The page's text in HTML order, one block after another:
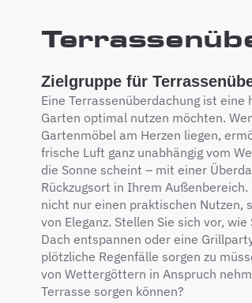
Zielgruppe für
Eine Terrassenüberdachung ist
Garten optimal nutzen möchten.
Gartenmöbel am Herzen liegen,
frische Luft ganz unabhängig vom
die Sonne scheint – mit einer
Rückzugsort in Ihrem
nicht nur einen praktischen Nutzen,
von Eleganz. Stellen Sie sich vor,
Dach entspannen oder eine
plötzliche Regenfälle sorgen zu
von Wettergöttern in Anspruch
Terrasse sorgen können?